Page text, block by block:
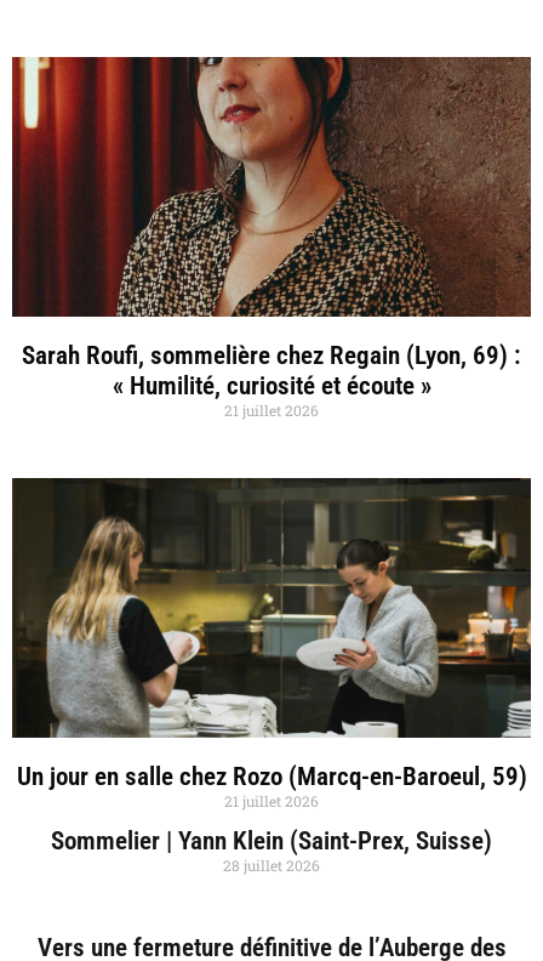
Sarah Roufi, sommelière chez Regain (Lyon, 69) :
« Humilité, curiosité et écoute »
21 juillet 2026
Un jour en salle chez Rozo (Marcq-en-Baroeul, 59)
21 juillet 2026
Sommelier | Yann Klein (Saint-Prex, Suisse)
28 juillet 2026
Vers une fermeture définitive de l’Auberge des